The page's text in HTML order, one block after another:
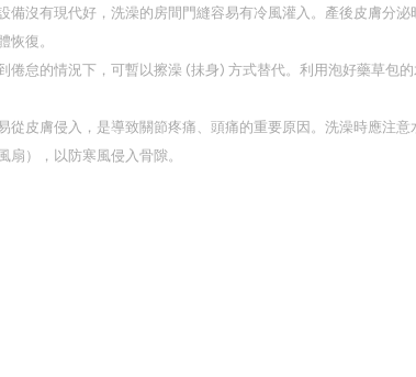
備沒有現代好，洗澡的房間門縫容易有冷風灌入。產後皮膚分
恢復。
倦怠的情況下，可暫以擦澡 (抺身) 方式替代。利用泡好藥草包
從皮膚侵入，是導致關節疼痛、頭痛的重要原因。洗澡時應注
），以防寒風侵入骨隙。